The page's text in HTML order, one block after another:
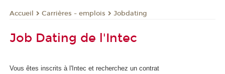
Accueil Carrières - emplois Jobdating
Job Dating de l'Intec
Vous êtes inscrits à l'Intec et recherchez un contrat